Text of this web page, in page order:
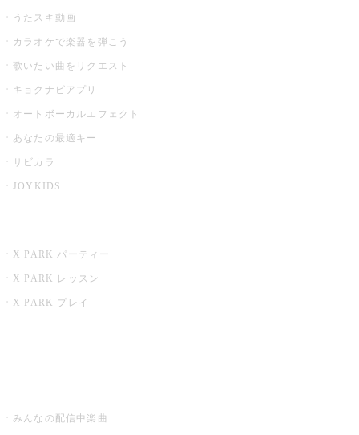
うたスキ動画
カラオケで楽器を弾こう
歌いたい曲をリクエスト
キョクナビアプリ
オートボーカルエフェクト
あなたの最適キー
サビカラ
JOYKIDS
X PARK パーティー
X PARK レッスン
X PARK プレイ
みんなの配信中楽曲